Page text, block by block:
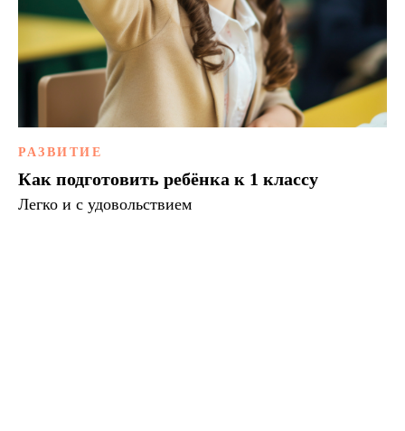
РАЗВИТИЕ
Как подготовить ребёнка к 1 классу
Легко и с удовольствием